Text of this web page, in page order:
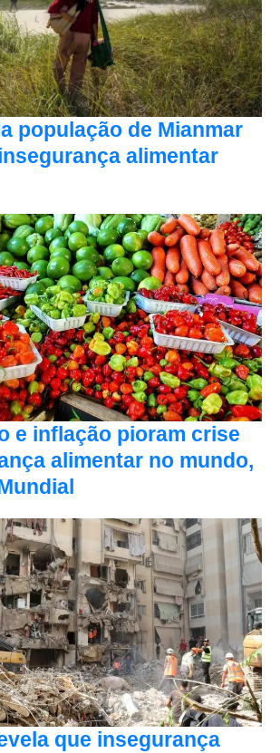
população de Mianmar
alimentar
e inflação pioram crise
alimentar no mundo,
que insegurança